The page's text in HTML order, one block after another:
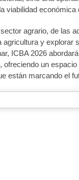
agrario, de las
y explorar
ICBA 2026
un
están marcando el